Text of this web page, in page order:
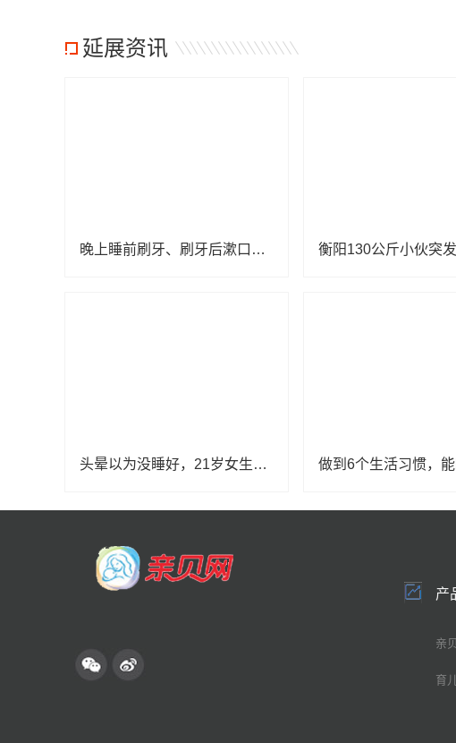
延展资讯
晚上睡前刷牙、刷牙后漱口，原来都错了？医生：很多人都在“无效刷牙”
头晕以为没睡好，21岁女生一查竟是脑梗！脑中还藏着三枚“不定时炸弹”
产
亲
育